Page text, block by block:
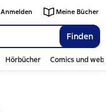
Finden
Anmelden Meine Bücher
Hörbücher Comics und